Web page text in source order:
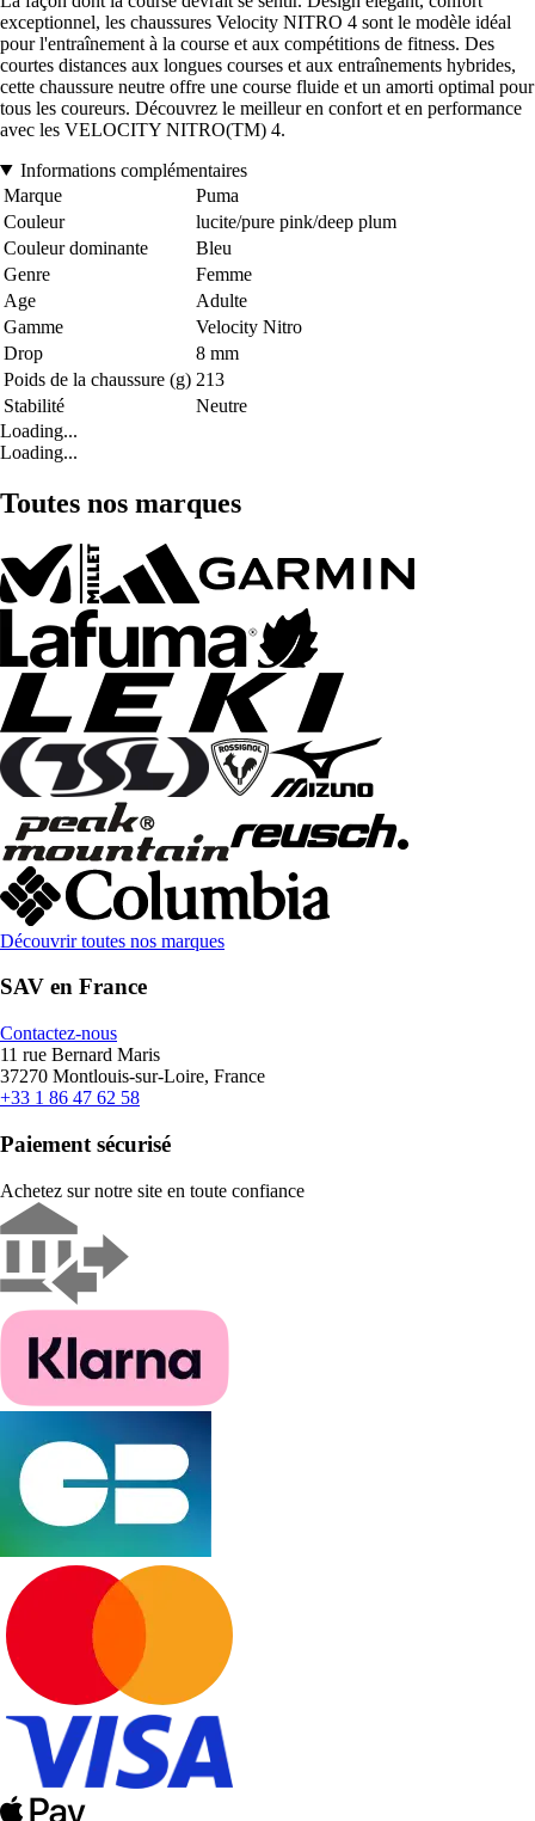
exceptionnel, les chaussures Velocity NITRO 4 sont le modèle idéal
pour l'entraînement à la course et aux compétitions de fitness. Des
courtes distances aux longues courses et aux entraînements hybrides,
cette chaussure neutre offre une course fluide et un amorti optimal pour
tous les coureurs. Découvrez le meilleur en confort et en performance
avec les VELOCITY NITRO(TM) 4.
Informations complémentaires
Marque
Puma
Couleur
lucite/pure pink/deep plum
Couleur dominante
Bleu
Genre
Femme
Age
Adulte
Gamme
Velocity Nitro
Drop
8 mm
Poids de la chaussure (g) 213
Stabilité
Neutre
Loading...
Loading...
Toutes nos marques
Découvrir toutes nos marques
SAV en France
Contactez-nous
11 rue Bernard Maris
37270 Montlouis-sur-Loire, France
+33 1 86 47 62 58
Paiement sécurisé
Achetez sur notre site en toute confiance